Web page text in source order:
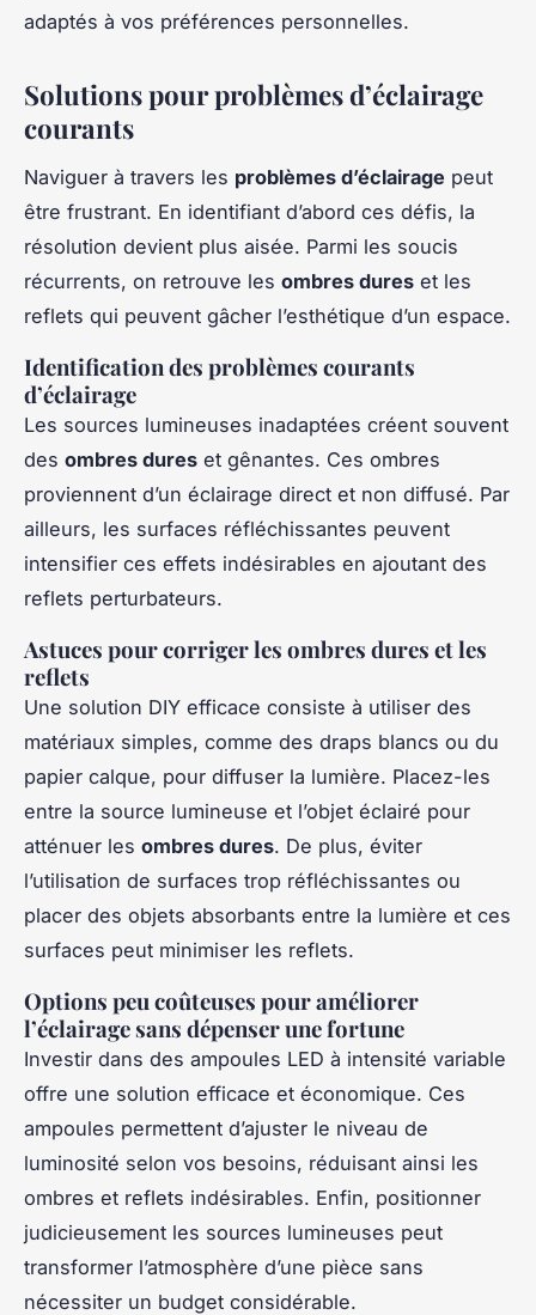
adaptés à vos préférences personnelles.
Solutions pour problèmes d’éclairage
courants
Naviguer à travers les problèmes d’éclairage peut
être frustrant. En identifiant d’abord ces défis, la
résolution devient plus aisée. Parmi les soucis
récurrents, on retrouve les ombres dures et les
reflets qui peuvent gâcher l’esthétique d’un espace.
Identification des problèmes courants
d’éclairage
Les sources lumineuses inadaptées créent souvent
des ombres dures et gênantes. Ces ombres
proviennent d’un éclairage direct et non diffusé. Par
ailleurs, les surfaces réfléchissantes peuvent
intensifier ces effets indésirables en ajoutant des
reflets perturbateurs.
Astuces pour corriger les ombres dures et les
reflets
Une solution DIY efficace consiste à utiliser des
matériaux simples, comme des draps blancs ou du
papier calque, pour diffuser la lumière. Placez-les
entre la source lumineuse et l’objet éclairé pour
atténuer les ombres dures. De plus, éviter
l’utilisation de surfaces trop réfléchissantes ou
placer des objets absorbants entre la lumière et ces
surfaces peut minimiser les reflets.
Options peu coûteuses pour améliorer
l’éclairage sans dépenser une fortune
Investir dans des ampoules LED à intensité variable
offre une solution efficace et économique. Ces
ampoules permettent d’ajuster le niveau de
luminosité selon vos besoins, réduisant ainsi les
ombres et reflets indésirables. Enfin, positionner
judicieusement les sources lumineuses peut
transformer l’atmosphère d’une pièce sans
nécessiter un budget considérable.